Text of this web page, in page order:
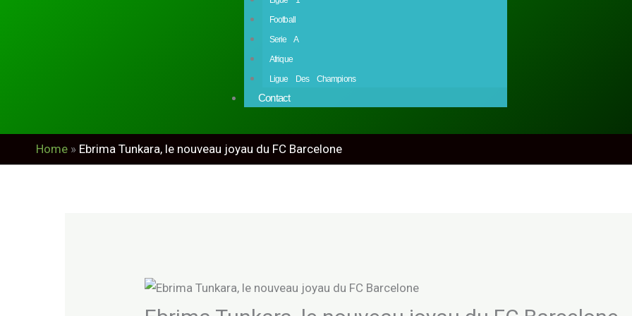
Football
Serie A
Afrique
Ligue Des Champions
Contact
Home » Ebrima Tunkara, le nouveau joyau du FC Barcelone